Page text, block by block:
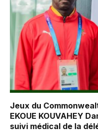
Jeux du
EKOUE KOUVAHEY
suivi médical de la